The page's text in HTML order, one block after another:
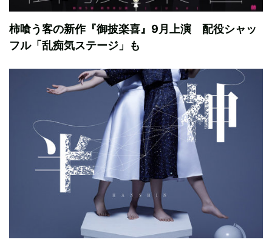
柿喰う客の新作『御披楽喜』9月上演 配役シャッ
フル「乱痴気ステージ」も